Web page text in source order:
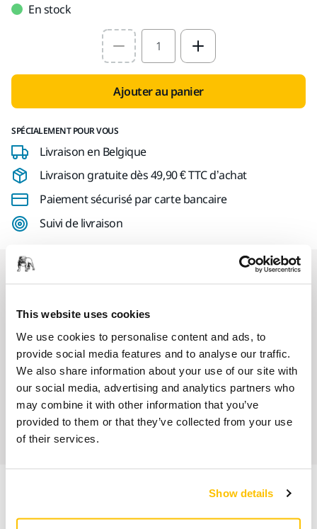
This website uses cookies
We use cookies to personalise content and ads, to
provide social media features and to analyse our traffic.
We also share information about your use of our site with
our social media, advertising and analytics partners who
may combine it with other information that you’ve
provided to them or that they’ve collected from your use
of their services.
Show details
En stock
Select quantity value
Ajouter au panier
SPÉCIALEMENT POUR VOUS
Livraison en Belgique
Livraison gratuite dès 49,90 € TTC d’achat
Paiement sécurisé par carte bancaire
Suivi de livraison
SAV Mirka exclusif
Service client Mirka
Garantie 2 ans + 1 an offert pour les outils
Abrasifs & outils professionnels au service d'une
finition impeccable